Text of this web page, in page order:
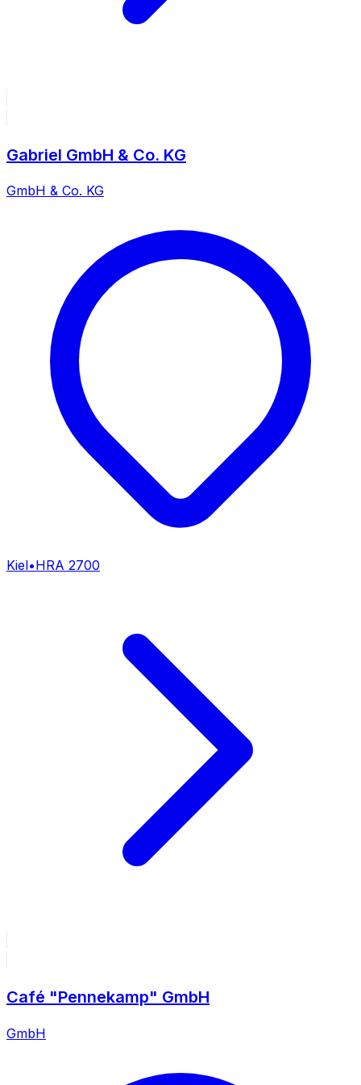
Gabriel GmbH & Co. KG
GmbH & Co. KG
Kiel•HRA 2700
Café "Pennekamp" GmbH
GmbH